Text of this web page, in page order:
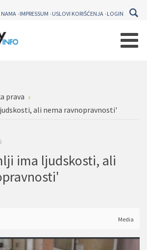
NAMA IMPRESSUM USLOVI KORIŠĆENJA LOGIN
prava
ali nema ravnopravnosti'
ima ljudskosti, ali
Media